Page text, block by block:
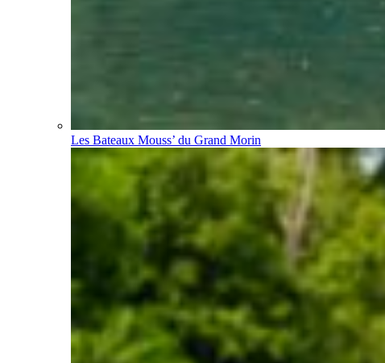
Les Bateaux Mouss’ du Grand Morin